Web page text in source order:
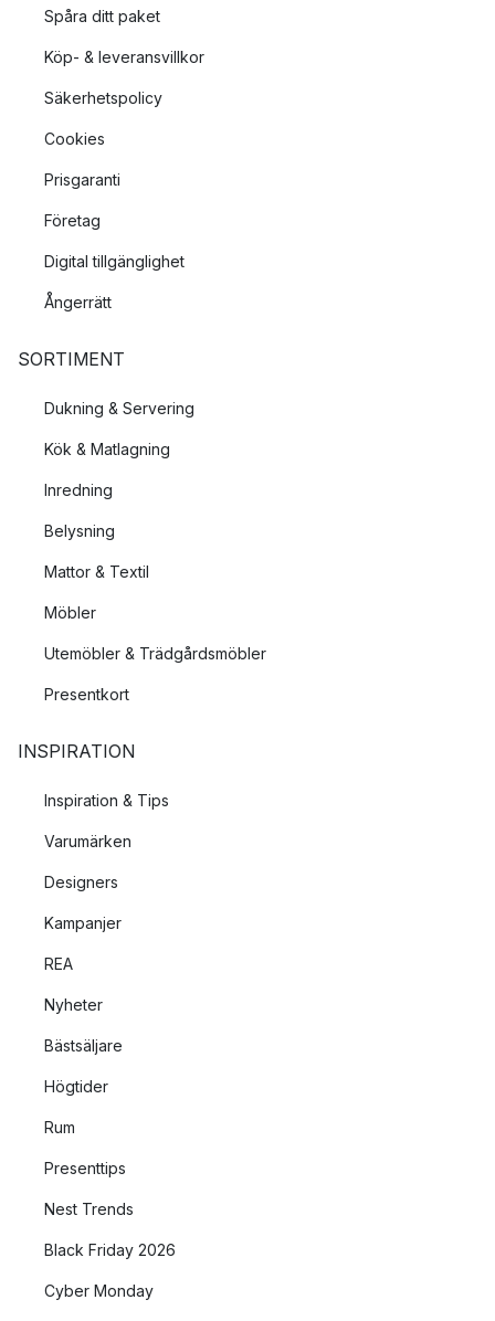
Spåra ditt paket
Köp- & leveransvillkor
Säkerhetspolicy
Cookies
Prisgaranti
Företag
Digital tillgänglighet
Ångerrätt
SORTIMENT
Dukning & Servering
Kök & Matlagning
Inredning
Belysning
Mattor & Textil
Möbler
Utemöbler & Trädgårdsmöbler
Presentkort
INSPIRATION
Inspiration & Tips
Varumärken
Designers
Kampanjer
REA
Nyheter
Bästsäljare
Högtider
Rum
Presenttips
Nest Trends
Black Friday 2026
Cyber Monday